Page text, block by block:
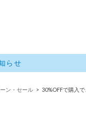
らせ
ン・セール 30%OFFで購入